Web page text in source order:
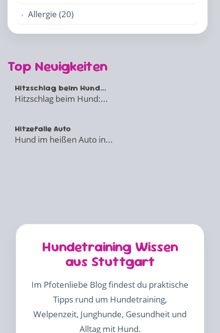
Allergie (20)
Top Neuigkeiten
Hitzschlag beim Hund...
Hitzschlag beim Hund:...
Hitzefalle Auto
Hund im heißen Auto in...
Hundetraining Wissen
aus Stuttgart
Im Pfotenliebe Blog findest du praktische
Tipps rund um Hundetraining,
Welpenzeit, Junghunde, Gesundheit und
Alltag mit Hund.